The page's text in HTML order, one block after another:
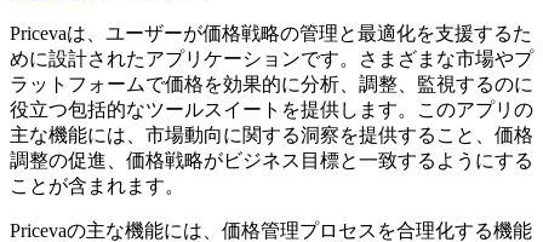
Pricevaは、ユーザーが価格戦略の管理と最適化を支援するた
めに設計されたアプリケーションです。さまざまな市場やプ
ラットフォームで価格を効果的に分析、調整、監視するのに
役立つ包括的なツールスイートを提供します。このアプリの
主な機能には、市場動向に関する洞察を提供すること、価格
調整の促進、価格戦略がビジネス目標と一致するようにする
ことが含まれます。
Pricevaの主な機能には、価格管理プロセスを合理化する機能